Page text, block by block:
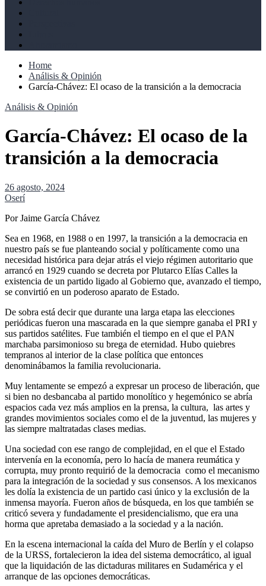
Home
Análisis & Opinión
García-Chávez: El ocaso de la transición a la democracia
Análisis & Opinión
García-Chávez: El ocaso de la
transición a la democracia
26 agosto, 2024
Oserí
Por Jaime García Chávez
Sea en 1968, en 1988 o en 1997, la transición a la democracia en
nuestro país se fue planteando social y políticamente como una
necesidad histórica para dejar atrás el viejo régimen autoritario que
arrancó en 1929 cuando se decreta por Plutarco Elías Calles la
existencia de un partido ligado al Gobierno que, avanzado el tiempo,
se convirtió en un poderoso aparato de Estado.
De sobra está decir que durante una larga etapa las elecciones
periódicas fueron una mascarada en la que siempre ganaba el PRI y
sus partidos satélites. Fue también el tiempo en el que el PAN
marchaba parsimonioso su brega de eternidad. Hubo quiebres
tempranos al interior de la clase política que entonces
denominábamos la familia revolucionaria.
Muy lentamente se empezó a expresar un proceso de liberación, que
si bien no desbancaba al partido monolítico y hegemónico se abría
espacios cada vez más amplios en la prensa, la cultura, las artes y
grandes movimientos sociales como el de la juventud, las mujeres y
las siempre maltratadas clases medias.
Una sociedad con ese rango de complejidad, en el que el Estado
intervenía en la economía, pero lo hacía de manera reumática y
corrupta, muy pronto requirió de la democracia como el mecanismo
para la integración de la sociedad y sus consensos. A los mexicanos
les dolía la existencia de un partido casi único y la exclusión de la
inmensa mayoría. Fueron años de búsqueda, en los que también se
criticó severa y fundadamente el presidencialismo, que era una
horma que apretaba demasiado a la sociedad y a la nación.
En la escena internacional la caída del Muro de Berlín y el colapso
de la URSS, fortalecieron la idea del sistema democrático, al igual
que la liquidación de las dictaduras militares en Sudamérica y el
arranque de las opciones democráticas.